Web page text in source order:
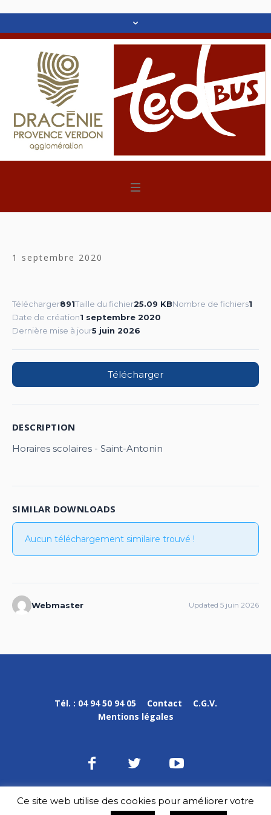
1 septembre 2020
Télécharger891Taille du fichier25.09 KBNombre de fichiers1
Date de création1 septembre 2020
Dernière mise à jour5 juin 2026
Télécharger
DESCRIPTION
Horaires scolaires - Saint-Antonin
SIMILAR DOWNLOADS
Aucun téléchargement similaire trouvé !
Webmaster Updated 5 juin 2026
Tél. : 04 94 50 94 05 Contact
C.G.V.
Mentions légales
DPVa © 2020-2023 / Tous droits réservés
Ce site web utilise des cookies pour améliorer votre